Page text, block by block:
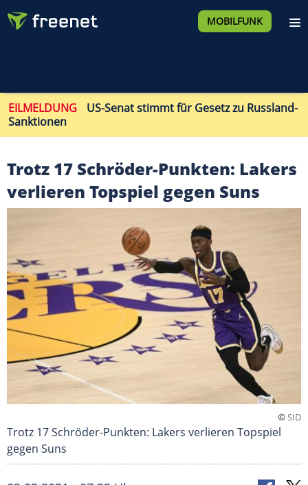
MOBILFUNK
EILMELDUNG
US-Senat stimmt für Gesetz zu Russland-
Sanktionen
Trotz 17 Schröder-Punkten: Lakers
verlieren Topspiel gegen Suns
©SID
Trotz 17 Schröder-Punkten: Lakers verlieren Topspiel
gegen Suns